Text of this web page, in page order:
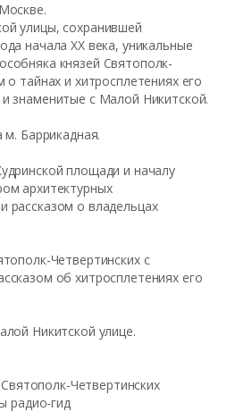
улицы, сохранившей
начала ХХ века, уникальные
князей Святополк-
о тайнах и хитросплетениях его
знаменитые с Малой Никитской.
м. Баррикадная.
площади и началу
архитектурных
рассказом о владельцах
Четвертинских с
об хитросплетениях его
Никитской улице.
Четвертинских
радио-гид